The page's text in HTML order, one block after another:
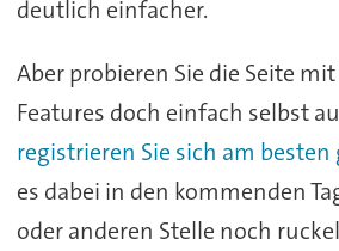
deutlich einfacher.
Aber probieren Sie die Seite
Features doch einfach selbst
registrieren Sie sich am
es dabei in den kommenden
oder anderen Stelle noch